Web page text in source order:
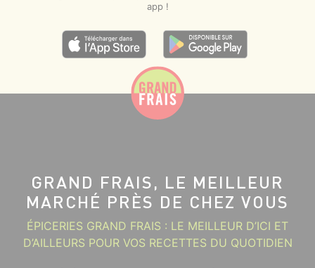
app !
GRAND FRAIS, LE MEILLEUR
MARCHÉ PRÈS DE CHEZ VOUS
ÉPICERIES GRAND FRAIS : LE MEILLEUR D’ICI ET
D’AILLEURS POUR VOS RECETTES DU QUOTIDIEN